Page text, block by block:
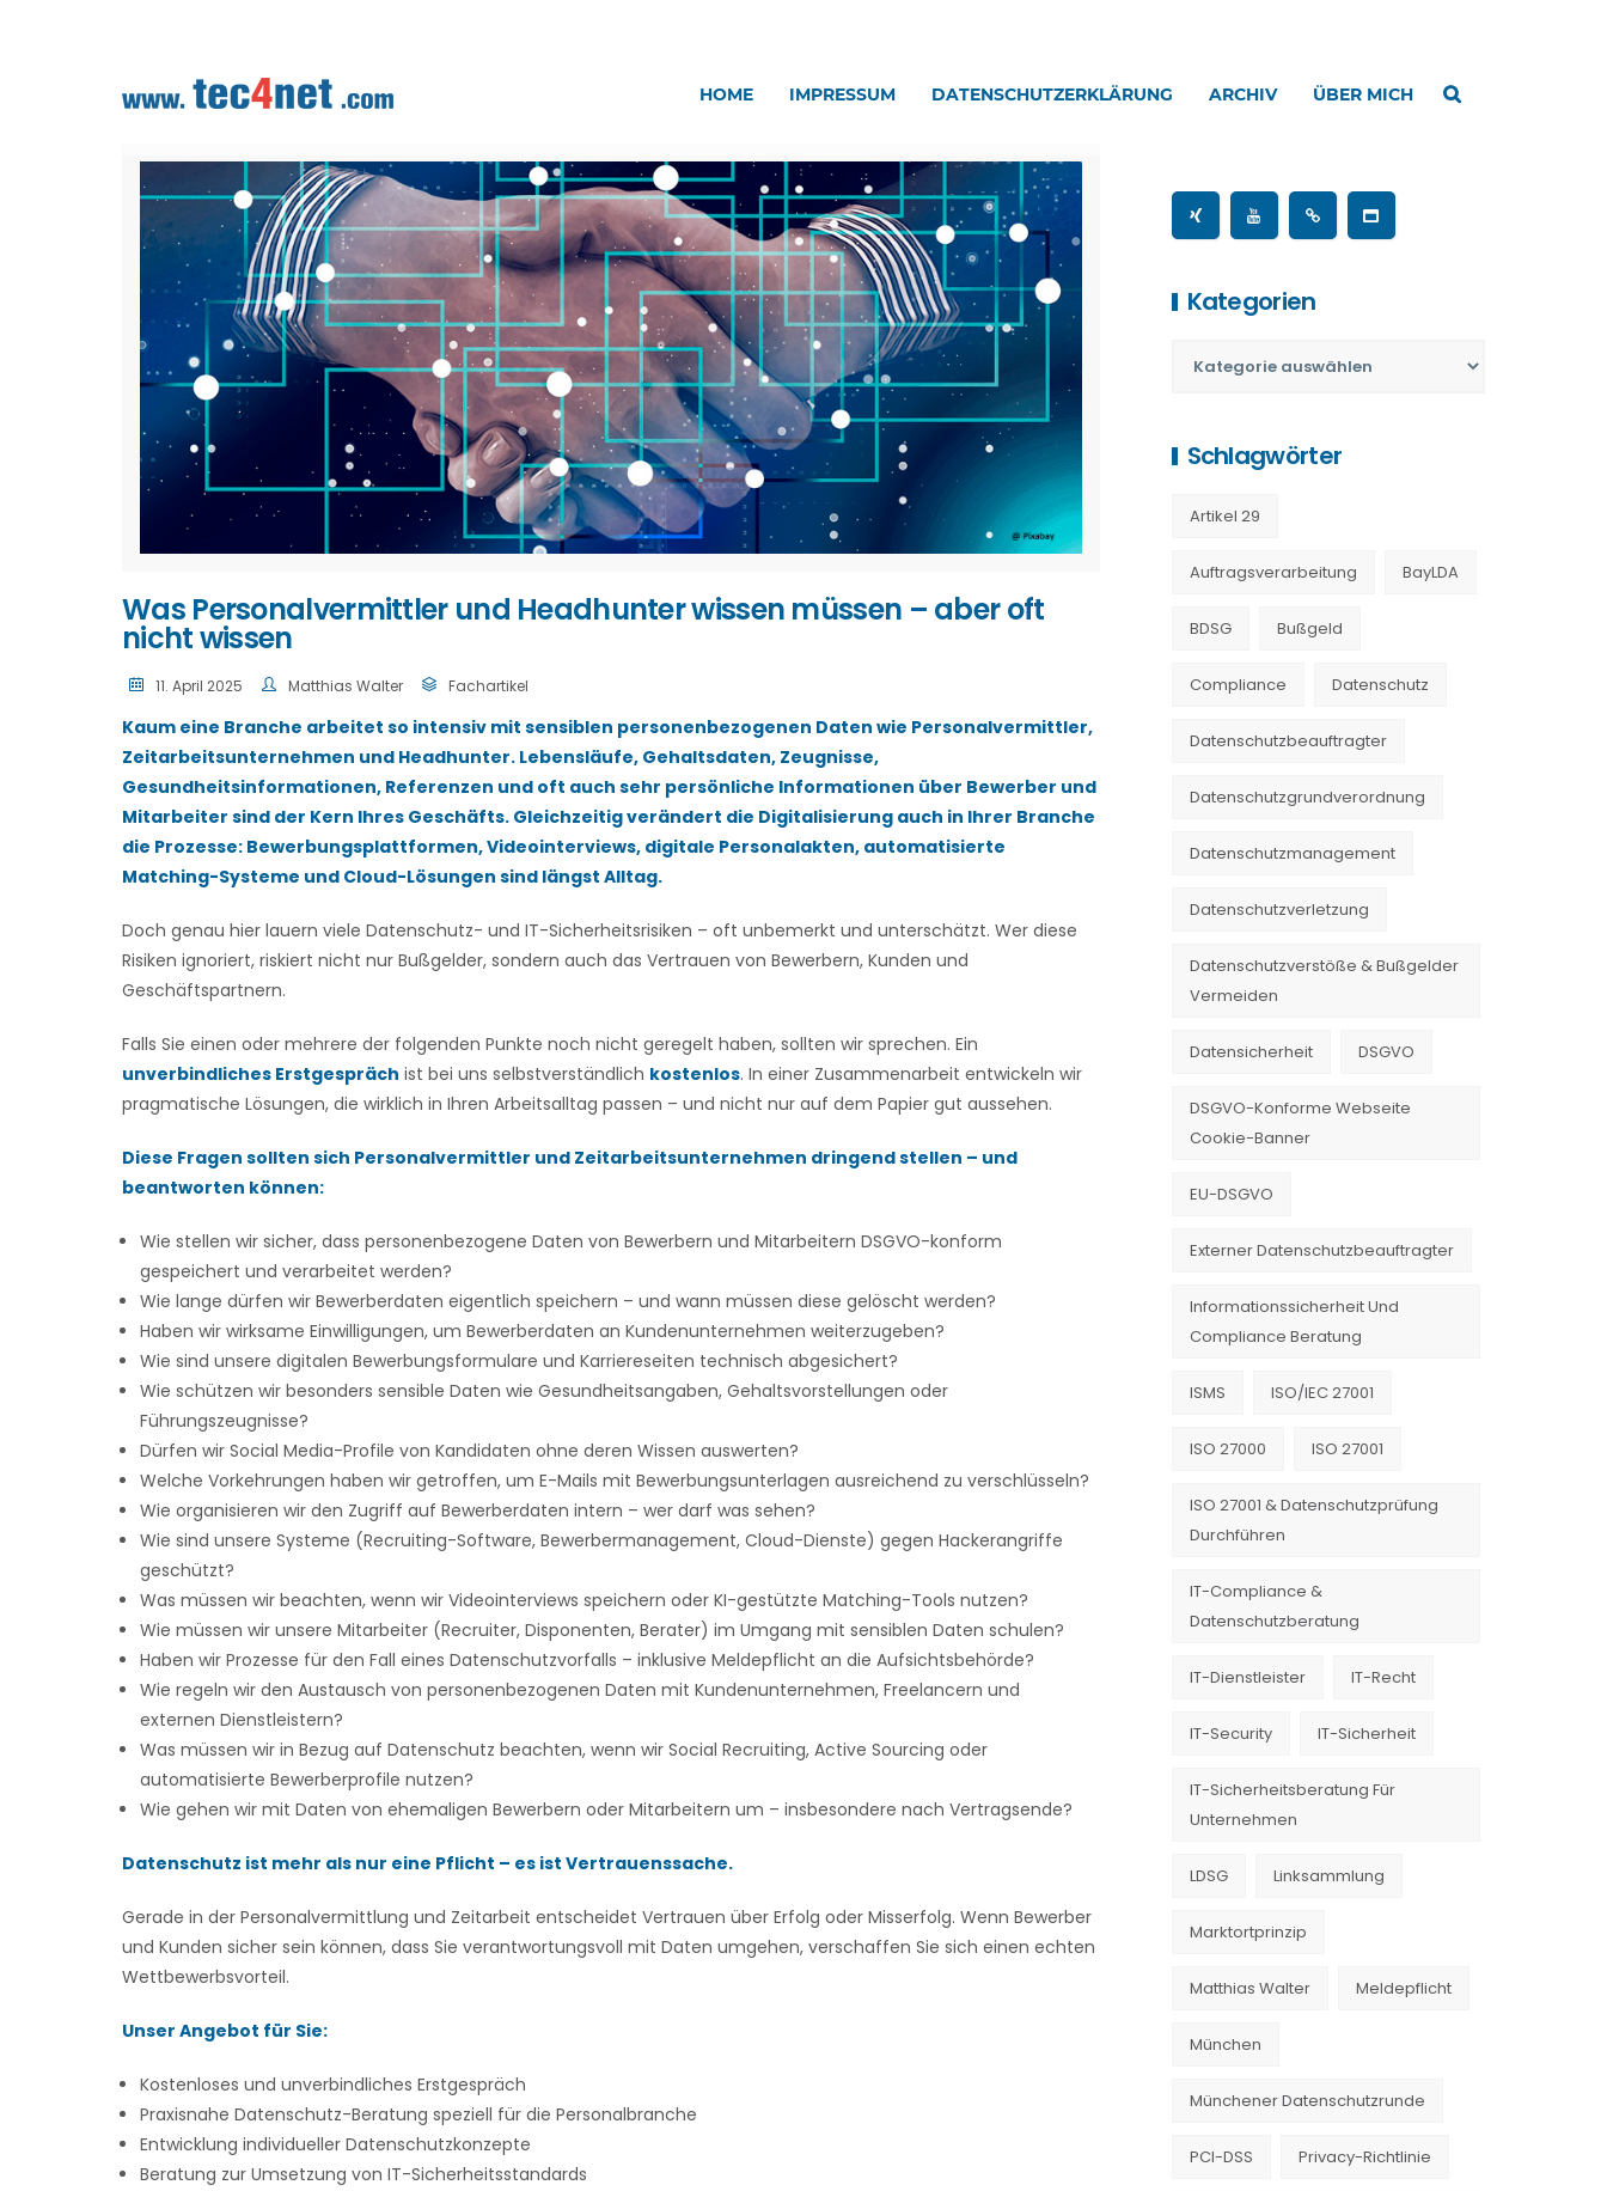
HOME IMPRESSUM DATENSCHUTZERKLÄRUNG ARCHIV ÜBER MICH
Was Personalvermittler und Headhunter wissen müssen – aber oft
nicht wissen
11. April 2025 Matthias Walter Fachartikel
Kaum eine Branche arbeitet so intensiv mit sensiblen personenbezogenen Daten wie Personalvermittler,
Zeitarbeitsunternehmen und Headhunter. Lebensläufe, Gehaltsdaten, Zeugnisse,
Gesundheitsinformationen, Referenzen und oft auch sehr persönliche Informationen über Bewerber und
Mitarbeiter sind der Kern Ihres Geschäfts. Gleichzeitig verändert die Digitalisierung auch in Ihrer Branche
die Prozesse: Bewerbungsplattformen, Videointerviews, digitale Personalakten, automatisierte
Matching-Systeme und Cloud-Lösungen sind längst Alltag.
Doch genau hier lauern viele Datenschutz- und IT-Sicherheitsrisiken – oft unbemerkt und unterschätzt. Wer diese
Risiken ignoriert, riskiert nicht nur Bußgelder, sondern auch das Vertrauen von Bewerbern, Kunden und
Geschäftspartnern.
Falls Sie einen oder mehrere der folgenden Punkte noch nicht geregelt haben, sollten wir sprechen. Ein
unverbindliches Erstgespräch ist bei uns selbstverständlich kostenlos. In einer Zusammenarbeit entwickeln wir
pragmatische Lösungen, die wirklich in Ihren Arbeitsalltag passen – und nicht nur auf dem Papier gut aussehen.
Diese Fragen sollten sich Personalvermittler und Zeitarbeitsunternehmen dringend stellen – und
beantworten können:
Wie stellen wir sicher, dass personenbezogene Daten von Bewerbern und Mitarbeitern DSGVO-konform
gespeichert und verarbeitet werden?
Wie lange dürfen wir Bewerberdaten eigentlich speichern – und wann müssen diese gelöscht werden?
Haben wir wirksame Einwilligungen, um Bewerberdaten an Kundenunternehmen weiterzugeben?
Wie sind unsere digitalen Bewerbungsformulare und Karriereseiten technisch abgesichert?
Wie schützen wir besonders sensible Daten wie Gesundheitsangaben, Gehaltsvorstellungen oder
Führungszeugnisse?
Dürfen wir Social Media-Profile von Kandidaten ohne deren Wissen auswerten?
Welche Vorkehrungen haben wir getroffen, um E-Mails mit Bewerbungsunterlagen ausreichend zu verschlüsseln?
Wie organisieren wir den Zugriff auf Bewerberdaten intern – wer darf was sehen?
Wie sind unsere Systeme (Recruiting-Software, Bewerbermanagement, Cloud-Dienste) gegen Hackerangriffe
geschützt?
Was müssen wir beachten, wenn wir Videointerviews speichern oder KI-gestützte Matching-Tools nutzen?
Wie müssen wir unsere Mitarbeiter (Recruiter, Disponenten, Berater) im Umgang mit sensiblen Daten schulen?
Haben wir Prozesse für den Fall eines Datenschutzvorfalls – inklusive Meldepflicht an die Aufsichtsbehörde?
Wie regeln wir den Austausch von personenbezogenen Daten mit Kundenunternehmen, Freelancern und
externen Dienstleistern?
Was müssen wir in Bezug auf Datenschutz beachten, wenn wir Social Recruiting, Active Sourcing oder
automatisierte Bewerberprofile nutzen?
Wie gehen wir mit Daten von ehemaligen Bewerbern oder Mitarbeitern um – insbesondere nach Vertragsende?
Datenschutz ist mehr als nur eine Pflicht – es ist Vertrauenssache.
Gerade in der Personalvermittlung und Zeitarbeit entscheidet Vertrauen über Erfolg oder Misserfolg. Wenn Bewerber
und Kunden sicher sein können, dass Sie verantwortungsvoll mit Daten umgehen, verschaffen Sie sich einen echten
Wettbewerbsvorteil.
Unser Angebot für Sie:
Kostenloses und unverbindliches Erstgespräch
Praxisnahe Datenschutz-Beratung speziell für die Personalbranche
Entwicklung individueller Datenschutzkonzepte
Beratung zur Umsetzung von IT-Sicherheitsstandards
Kategorien
Schlagwörter
Artikel 29
Auftragsverarbeitung BayLDA
BDSG Bußgeld
Compliance Datenschutz
Datenschutzbeauftragter
Datenschutzgrundverordnung
Datenschutzmanagement
Datenschutzverletzung
Datenschutzverstöße & Bußgelder
Vermeiden
Datensicherheit DSGVO
DSGVO-Konforme Webseite
Cookie-Banner
EU-DSGVO
Externer Datenschutzbeauftragter
Informationssicherheit Und
Compliance Beratung
ISMS ISO/IEC 27001
ISO 27000 ISO 27001
ISO 27001 & Datenschutzprüfung
Durchführen
IT-Compliance &
Datenschutzberatung
IT-Dienstleister IT-Recht
IT-Security IT-Sicherheit
IT-Sicherheitsberatung Für
Unternehmen
LDSG Linksammlung
Marktortprinzip
Matthias Walter Meldepflicht
München
Münchener Datenschutzrunde
PCI-DSS Privacy-Richtlinie